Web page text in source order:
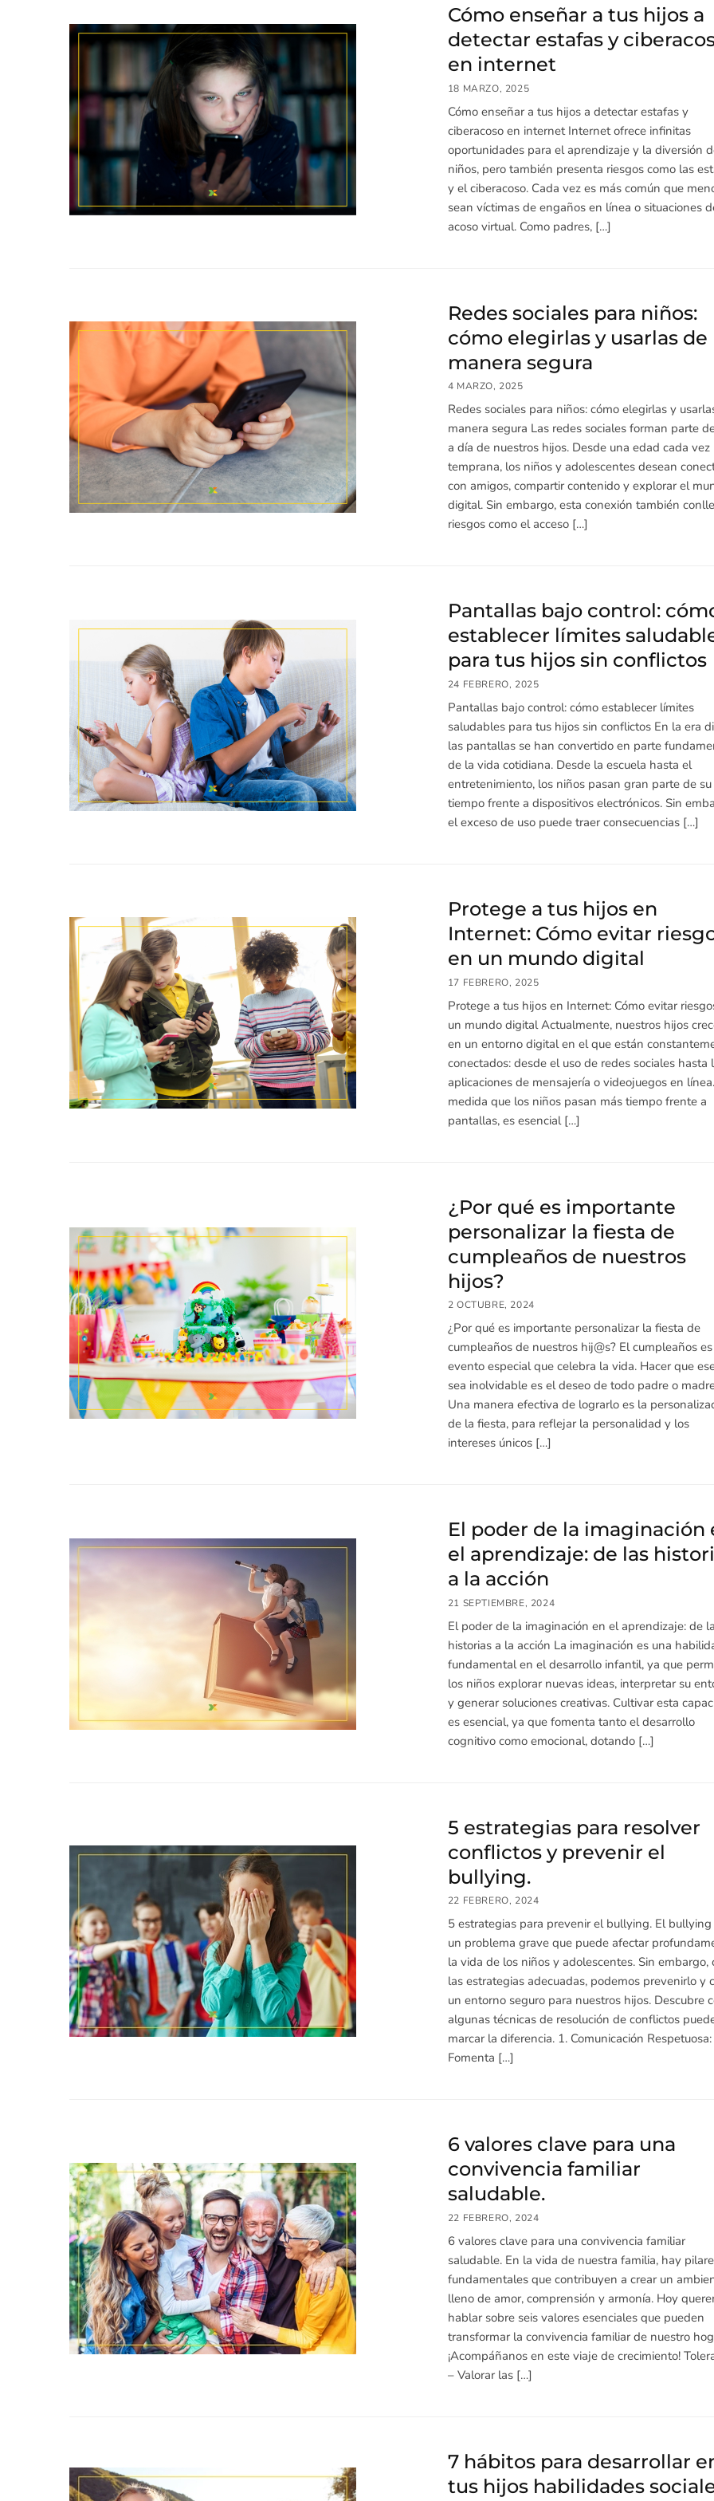
Cómo enseñar a tus hijos a
detectar estafas y
en internet
18 MARZO, 2025
Cómo enseñar a tus hijos a detectar estafas y
ciberacoso en internet Internet ofrece infinitas
oportunidades para el aprendizaje y la diversión
niños, pero también presenta riesgos como las
y el ciberacoso. Cada vez es más común que
sean víctimas de engaños en línea o situaciones
acoso virtual. Como padres, […]
Redes sociales para niños:
cómo elegirlas y usarlas de
manera segura
4 MARZO, 2025
Redes sociales para niños: cómo elegirlas y
manera segura Las redes sociales forman parte
a día de nuestros hijos. Desde una edad cada vez
temprana, los niños y adolescentes desean
con amigos, compartir contenido y explorar el
digital. Sin embargo, esta conexión también
riesgos como el acceso […]
Pantallas bajo control:
establecer límites
para tus hijos sin conflictos
24 FEBRERO, 2025
Pantallas bajo control: cómo establecer límites
saludables para tus hijos sin conflictos En la era
las pantallas se han convertido en parte
de la vida cotidiana. Desde la escuela hasta el
entretenimiento, los niños pasan gran parte de su
tiempo frente a dispositivos electrónicos. Sin
el exceso de uso puede traer consecuencias […]
Protege a tus hijos en
Internet: Cómo evitar
en un mundo digital
17 FEBRERO, 2025
Protege a tus hijos en Internet: Cómo evitar
un mundo digital Actualmente, nuestros hijos
en un entorno digital en el que están
conectados: desde el uso de redes sociales hasta
aplicaciones de mensajería o videojuegos en
medida que los niños pasan más tiempo frente a
pantallas, es esencial […]
¿Por qué es importante
personalizar la fiesta de
cumpleaños de nuestros
hijos?
2 OCTUBRE, 2024
¿Por qué es importante personalizar la fiesta de
cumpleaños de nuestros hij@s? El cumpleaños
evento especial que celebra la vida. Hacer que
sea inolvidable es el deseo de todo padre o
Una manera efectiva de lograrlo es la
de la fiesta, para reflejar la personalidad y los
intereses únicos […]
El poder de la imaginación
el aprendizaje: de las
a la acción
21 SEPTIEMBRE, 2024
El poder de la imaginación en el aprendizaje: de
historias a la acción La imaginación es una
fundamental en el desarrollo infantil, ya que
los niños explorar nuevas ideas, interpretar su
y generar soluciones creativas. Cultivar esta
es esencial, ya que fomenta tanto el desarrollo
cognitivo como emocional, dotando […]
5 estrategias para resolver
conflictos y prevenir el
bullying.
22 FEBRERO, 2024
5 estrategias para prevenir el bullying. El bullying
un problema grave que puede afectar
la vida de los niños y adolescentes. Sin embargo,
las estrategias adecuadas, podemos prevenirlo y
un entorno seguro para nuestros hijos. Descubre
algunas técnicas de resolución de conflictos
marcar la diferencia. 1. Comunicación Respetuosa:
Fomenta […]
6 valores clave para una
convivencia familiar
saludable.
22 FEBRERO, 2024
6 valores clave para una convivencia familiar
saludable. En la vida de nuestra familia, hay
fundamentales que contribuyen a crear un
lleno de amor, comprensión y armonía. Hoy
hablar sobre seis valores esenciales que pueden
transformar la convivencia familiar de nuestro
¡Acompáñanos en este viaje de crecimiento!
– Valorar las […]
7 hábitos para desarrollar
tus hijos habilidades